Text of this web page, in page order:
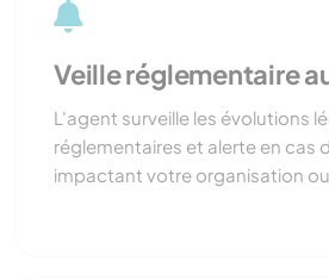
Veille réglementaire
L'agent surveille les évolutions
réglementaires et alerte en cas
impactant votre organisation